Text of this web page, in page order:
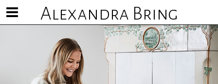
Alexandra Bring
Visa/göm
meny